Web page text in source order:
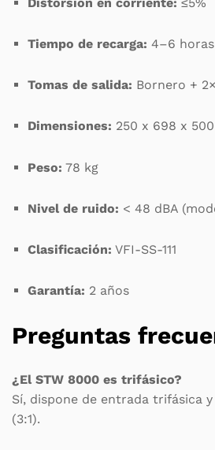
Tiempo de recarga: 4–6 horas
Tomas de salida: Bornero +
Dimensiones: 250 x 698 x
Peso: 78 kg
Nivel de ruido: < 48 dBA
Clasificación: VFI-SS-111
Garantía: 2 años
Preguntas
¿El STW 8000 es trifásico?
Sí, dispone de entrada trifásica
(3:1).